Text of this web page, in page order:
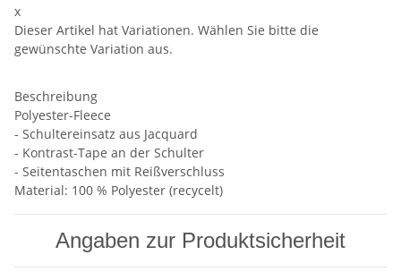
x
Dieser Artikel hat Variationen. Wählen Sie bitte die
gewünschte Variation aus.
Beschreibung
Polyester-Fleece
- Schultereinsatz aus Jacquard
- Kontrast-Tape an der Schulter
- Seitentaschen mit Reißverschluss
Material: 100 % Polyester (recycelt)
Angaben zur Produktsicherheit